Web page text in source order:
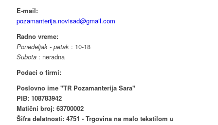
E-mail:
pozamanterija.novisad@gmail.com
Radno vreme:
Ponedeljak - petak: 10-18
Subota: neradna
Podaci o firmi:
Poslovno ime "TR Pozamanterija Sara"
PIB: 108783942
Matični broj: 63700002
Šifra delatnosti: 4751 - Trgovina na malo tekstilom u